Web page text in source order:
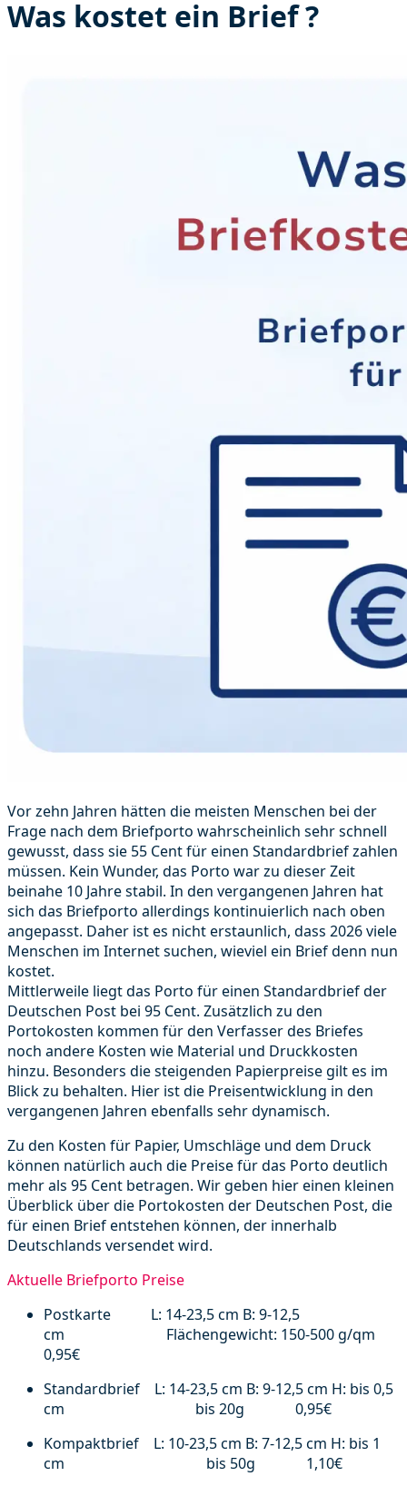
Was kostet ein Brief ?
Vor zehn Jahren hätten die meisten Menschen bei der
Frage nach dem Briefporto wahrscheinlich sehr schnell
gewusst, dass sie 55 Cent für einen Standardbrief zahlen
müssen. Kein Wunder, das Porto war zu dieser Zeit
beinahe 10 Jahre stabil. In den vergangenen Jahren hat
sich das Briefporto allerdings kontinuierlich nach oben
angepasst. Daher ist es nicht erstaunlich, dass 2026 viele
Menschen im Internet suchen, wieviel ein Brief denn nun
kostet.
Mittlerweile liegt das Porto für einen Standardbrief der
Deutschen Post bei 95 Cent. Zusätzlich zu den
Portokosten kommen für den Verfasser des Briefes
noch andere Kosten wie Material und Druckkosten
hinzu. Besonders die steigenden Papierpreise gilt es im
Blick zu behalten. Hier ist die Preisentwicklung in den
vergangenen Jahren ebenfalls sehr dynamisch.
Zu den Kosten für Papier, Umschläge und dem Druck
können natürlich auch die Preise für das Porto deutlich
mehr als 95 Cent betragen. Wir geben hier einen kleinen
Überblick über die Portokosten der Deutschen Post, die
für einen Brief entstehen können, der innerhalb
Deutschlands versendet wird.
Aktuelle Briefporto Preise
Postkarte L: 14-23,5 cm B: 9-12,5
cm Flächengewicht: 150-500 g/qm
0,95€
Standardbrief L: 14-23,5 cm B: 9-12,5 cm H: bis 0,5
cm bis 20g 0,95€
Kompaktbrief L: 10-23,5 cm B: 7-12,5 cm H: bis 1
cm bis 50g 1,10€